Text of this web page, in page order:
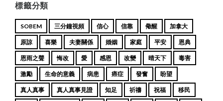
標籤分類
SOBEM 三分鐘視頻 信心 信靠 儆醒 加拿大
原諒 喜樂 夫妻關係 婚姻 家庭 平安 恩典
恩雨之聲 悔改 愛 感恩 改變 晴天下 毒害
激勵 生命的意義 病患 癌症 發奮 盼望
真人真事 真人真事見證 知足 祈禱 祝福 移民